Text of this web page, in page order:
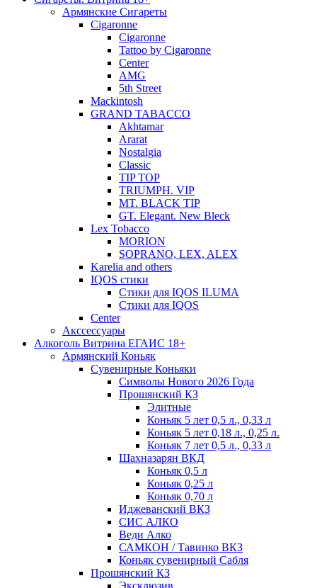
Армянские Сигареты
Cigaronne
Cigaronne
Tattoo by Cigaronne
Center
AMG
5th Street
Mackintosh
GRAND TABACCO
Akhtamar
Ararat
Nostalgia
Classic
TIP TOP
TRIUMPH. VIP
MT. BLACK TIP
GT. Elegant. New Bleck
Lex Tobacco
MORION
SOPRANO, LEX, ALEX
Karelia and others
IQOS стики
Стики для IQOS ILUMA
Стики для IQOS
Сenter
Акссессуары
Алкоголь Витрина ЕГАИС 18+
Армянский Коньяк
Сувенирные Коньяки
Символы Нового 2026 Года
Прошянский КЗ
Элитные
Коньяк 5 лет 0,5 л., 0,33 л
Коньяк 5 лет 0,18 л., 0,25 л.
Коньяк 7 лет 0,5 л., 0,33 л
Шахназарян ВКД
Коньяк 0,5 л
Коньяк 0,25 л
Коньяк 0,70 л
Иджеванский ВКЗ
СИС АЛКО
Веди Алко
САМКОН / Тавинко ВКЗ
Коньяк сувенирный Сабля
Прошянский КЗ
Эксклюзив